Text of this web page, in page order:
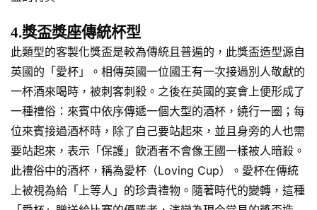
4.獎盃獎座傳統杯型
此類型的客製化獎盃是較為傳統且普遍的，此獎盃造型源自
英國的「愛杯」。相傳英國一位國王有一次接過別人敬獻的
一杯酒來喝時，被刺客刺殺。之後在英國的宴會上便形成了
一種禮俗：來賓中依序傳遞一個大型的酒杯，繞行一圈；每
位來賓接過酒杯時，除了自己要站起來，並且身旁的人也需
要站起來，表示「保護」飲酒者不會像王國一樣被人暗殺。
此禮俗中的酒杯，稱為愛杯（Loving Cup）。愛杯在傳統
上被視為給「上等人」的珍貴禮物。隨著時代的變轉，這種